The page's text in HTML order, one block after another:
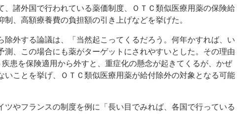
諸外国で行われている薬価制度、ＯＴＣ類似医療用薬の保険給
、高額療養費の負担額の引き上げなどを挙げた。
外する論議は、「当然起こってくるだろう。何年かすれば、い
測、この場合にも薬がターゲットにされやすいとした。その理由
疾患を保険適用から外すと、重症化の懸念が起きてくるが、かぜ
いことを挙げ、ＯＴＣ類似医療用薬が給付除外の対象となる可能
やフランスの制度を例に「長い目でみれば、各国で行っている